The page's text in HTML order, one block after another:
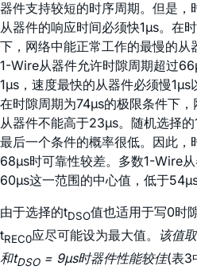
器件支持较短的时序周期。但是，
从器件的响应时间必须快1µs。在
下，网络中能正常工作的最慢的
1-Wire从器件允许时隙周期超过
1µs，速度最快的从器件必须慢1µs
在时隙周期为74µs的极限条件下
从器件不能高于23µs。随机选择
最后一个条件的概率很低。因此
68µs时可靠性较差。多数1-Wire
60µs这一范围的中心值，低于
由于选择的tDSO值也适用于写0时
tREC0应尽可能设为最大值。 该值
和tDSO= 9µs时器件性能较佳(表3